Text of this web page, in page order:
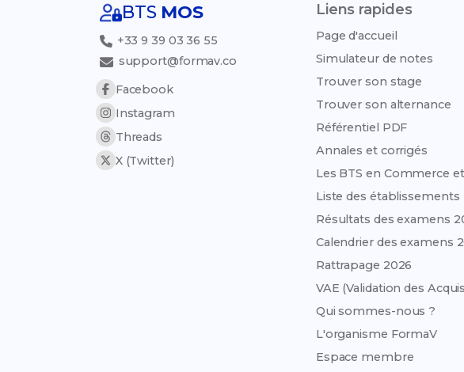
BTS MOS
+33 9 39 03 36 55
support@formav.co
Facebook
Instagram
Threads
X (Twitter)
Liens rapides
Page d'accueil
Simulateur de notes
Trouver son stage
Trouver son alternance
Référentiel PDF
Annales et corrigés
Les BTS en Commerce
Liste des établissements
Résultats des examens
Calendrier des examens
Rattrapage 2026
VAE (Validation des
Qui sommes-nous ?
L'organisme FormaV
Espace membre